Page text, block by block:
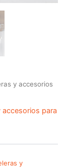
y accesorios
accesorios para
y